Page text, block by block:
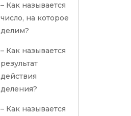
– Как называется
число, на которое
делим?
– Как называется
результат
действия
деления?
– Как называется